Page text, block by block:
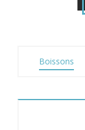
Boissons